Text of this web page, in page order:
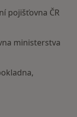
pojišťovna ČR
ministerstva